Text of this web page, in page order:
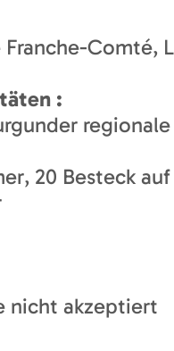
Franche-Comté
:
20 Besteck
nicht akzeptiert